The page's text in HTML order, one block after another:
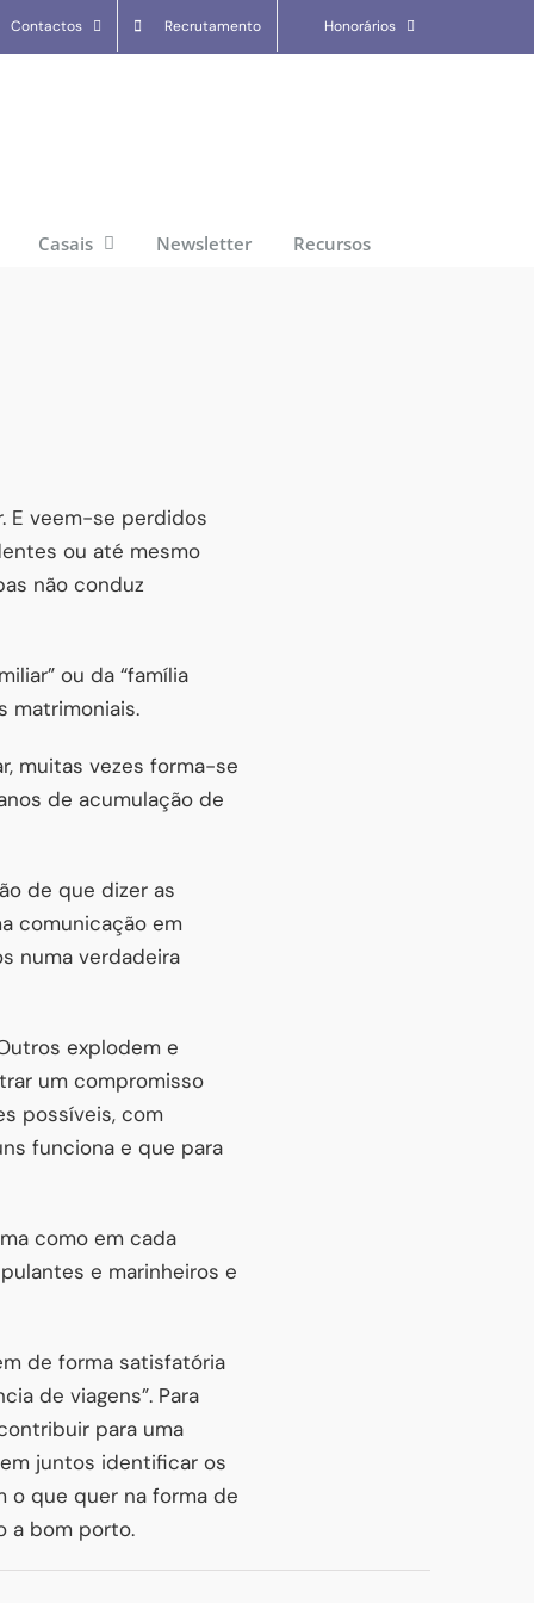
Contactos Recrutamento Honorários
Casais Newsletter Recursos
E veem-se perdidos
ou até mesmo
não conduz
ou da “família
matrimoniais.
muitas vezes forma-se
de acumulação de
de que dizer as
comunicação em
numa verdadeira
explodem e
um compromisso
possíveis, com
funciona e que para
como em cada
e marinheiros e
de forma satisfatória
de viagens”. Para
para uma
juntos identificar os
o que quer na forma de
a bom porto.